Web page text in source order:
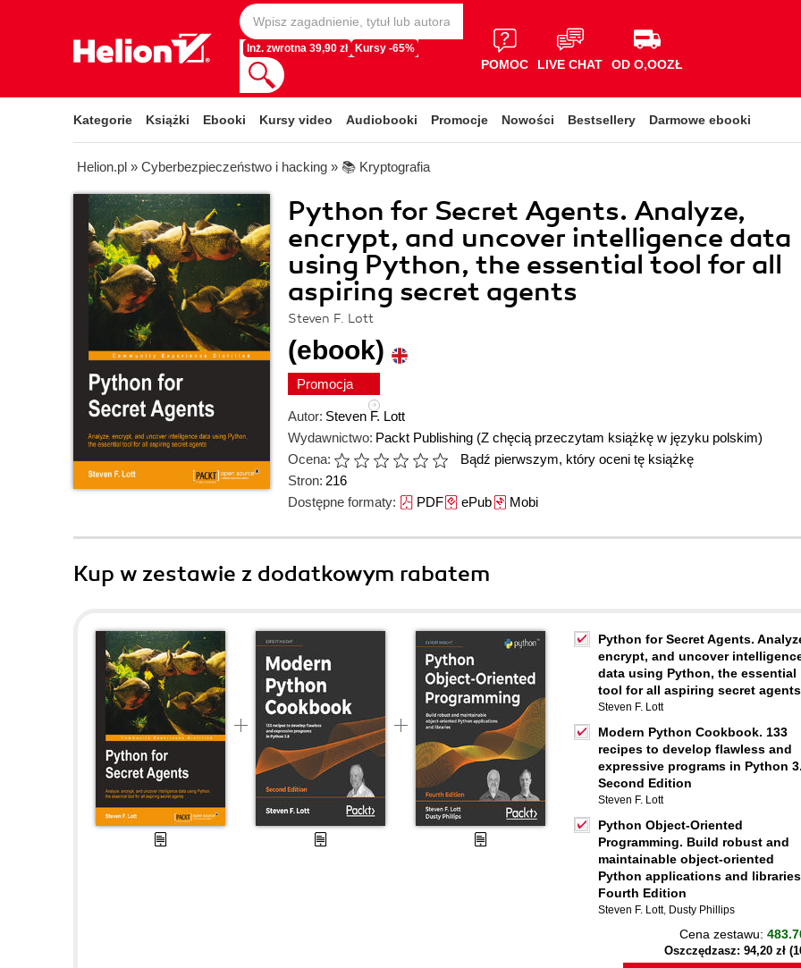
Inż. zwrotna 39,90 zł Kursy -65%
POMOC LIVE CHAT OD O,OOZŁ
Kategorie Książki Ebooki Kursy video Audiobooki Promocje Nowości Bestsellery Darmowe ebooki
Helion.pl » Cyberbezpieczeństwo i hacking » 📚 Kryptografia
Python for Secret Agents. Analyze,
encrypt, and uncover intelligence data
using Python, the essential tool for all
aspiring secret agents
Steven F. Lott
(ebook)
Promocja
Autor: Steven F. Lott
Wydawnictwo: Packt Publishing (Z chęcią przeczytam książkę w języku polskim)
Ocena:
Bądź pierwszym, który oceni tę książkę
Stron: 216
Dostępne formaty: PDFePubMobi
Kup w zestawie z dodatkowym rabatem
Python for Secret Agents.
encrypt, and uncover
data using Python, the essential
tool for all aspiring secret agents
Steven F. Lott
Modern Python Cookbook. 133
recipes to develop flawless and
expressive programs in Python
Second Edition
Steven F. Lott
Python Object-Oriented
Programming. Build robust and
maintainable object-oriented
Python applications and
Fourth Edition
Steven F. Lott, Dusty Phillips
Cena zestawu:
Oszczędzasz: 94,20 zł